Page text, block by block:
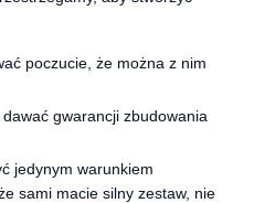
poczucie, że można z nim
gwarancji zbudowania
jedynym warunkiem
sami macie silny zestaw, nie